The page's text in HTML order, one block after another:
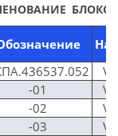
БЛОКОВ
-01
-02
-03